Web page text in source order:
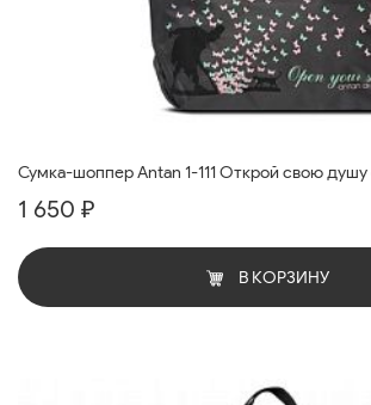
Сумка-шоппер Antan 1-111 Открой свою душу
1 650 ₽
В КОРЗИНУ